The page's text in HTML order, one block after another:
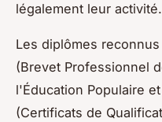
légalement leur activité.
Les diplômes
(Brevet Professionnel
l'Éducation Populaire
(Certificats de